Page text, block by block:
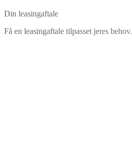
Din leasingaftale
Få en leasingaftale tilpasset jeres behov.